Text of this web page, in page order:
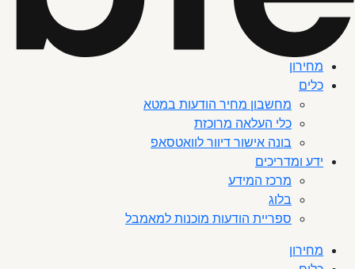
מחירון
כלים
מחשבון מחיר הודעות במטא
כלי העלאה מרוכזת
בונה אישור דיוור לוואטסאפ
ידע ומדריכים
מרכז המידע
בלוג
ספריית הודעות מוכנות למאמבל
מחירון